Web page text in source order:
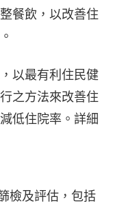
餐飲，以改善住
以最有利住民健
之方法來改善住
低住院率。詳細
檢及評估，包括